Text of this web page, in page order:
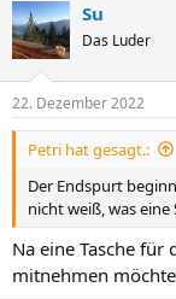
c
t
i
s
:
Su
Das Luder
22. Dezember 2022
Petri hat gesagt.:
Der Endspurt
nicht weiß, was eine
Na eine Tasche für
mitnehmen